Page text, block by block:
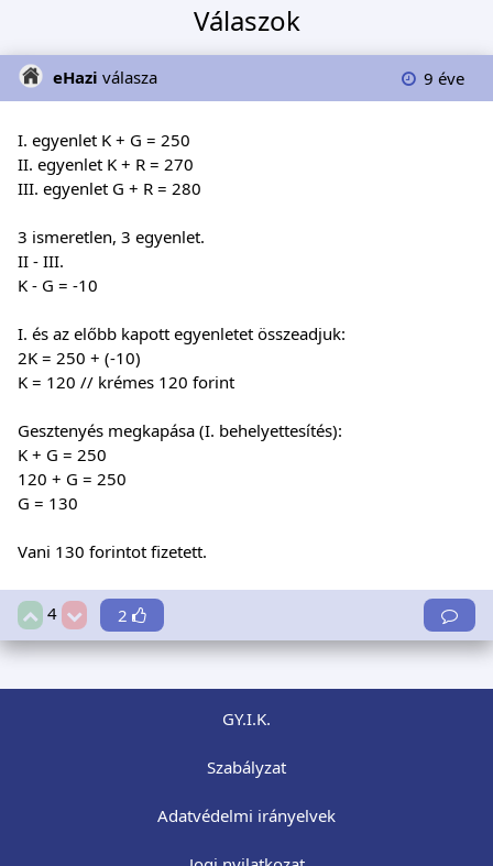
Válaszok
eHazi válasza 9 éve
I. egyenlet K + G = 250
II. egyenlet K + R = 270
III. egyenlet G + R = 280
3 ismeretlen, 3 egyenlet.
II - III.
K - G = -10
I. és az előbb kapott egyenletet összeadjuk:
2K = 250 + (-10)
K = 120 // krémes 120 forint
Gesztenyés megkapása (I. behelyettesítés):
K + G = 250
120 + G = 250
G = 130
Vani 130 forintot fizetett.
4 2
GY.I.K.
Szabályzat
Adatvédelmi irányelvek